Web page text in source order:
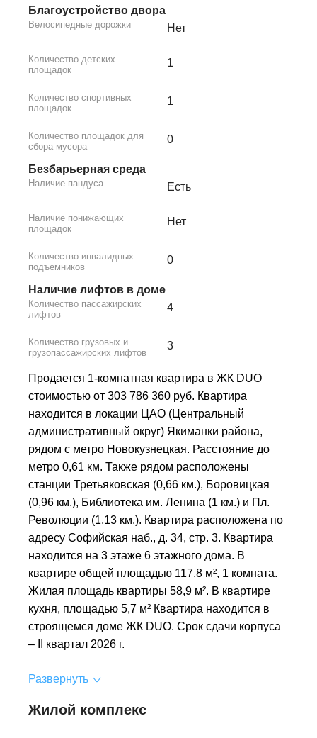
Благоустройство двора
Велосипедные дорожки Нет
Количество детских
площадок
1
Количество спортивных
площадок
1
Количество площадок для
сбора мусора
0
Безбарьерная среда
Наличие пандуса Есть
Наличие понижающих
площадок
Нет
Количество инвалидных
подъемников
0
Наличие лифтов в доме
Количество пассажирских
лифтов
4
Количество грузовых и
грузопассажирских лифтов
3
Продается 1-комнатная квартира в ЖК DUO
стоимостью от 303 786 360 руб. Квартира
находится в локации ЦАО (Центральный
административный округ) Якиманки района,
рядом с метро Новокузнецкая. Расстояние до
метро 0,61 км. Также рядом расположены
станции Третьяковская (0,66 км.), Боровицкая
(0,96 км.), Библиотека им. Ленина (1 км.) и Пл.
Революции (1,13 км.). Квартира расположена по
адресу Софийская наб., д. 34, стр. 3. Квартира
находится на 3 этаже 6 этажного дома. В
квартире общей площадью 117,8 м², 1 комната.
Жилая площадь квартиры 58,9 м². В квартире
кухня, площадью 5,7 м² Квартира находится в
строящемся доме ЖК DUO. Срок сдачи корпуса
– II квартал 2026 г.
Развернуть
Жилой комплекс